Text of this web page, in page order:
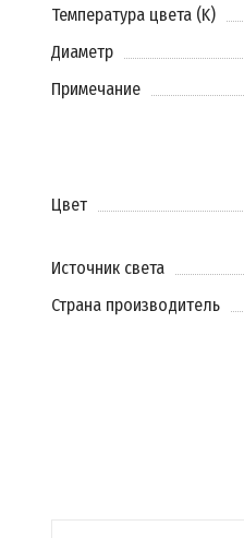
Температура цвета (K)
Диаметр
Примечание
Цвет
Источник света
Страна производитель